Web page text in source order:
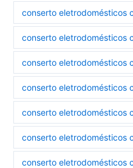
conserto eletrodomésticos
conserto eletrodomésticos
conserto eletrodomésticos
conserto eletrodomésticos
conserto eletrodomésticos
conserto eletrodomésticos
conserto eletrodomésticos